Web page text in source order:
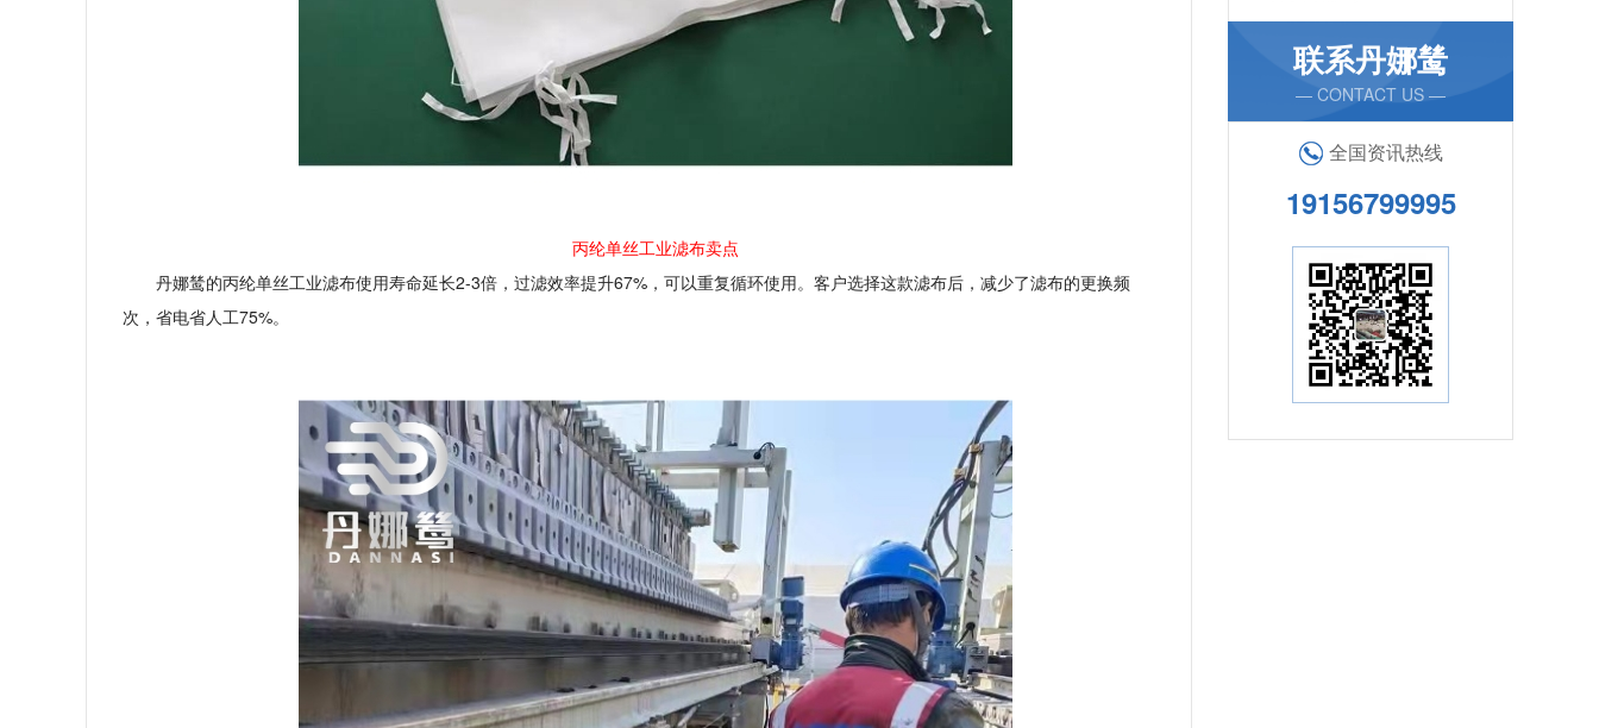
丙纶单丝工业滤布卖点
丹娜鸶的丙纶单丝工业滤布使用寿命延长2-3倍，过滤效率提升67% ，可以重复循环使用。客户选择这款滤布后，减少了滤布的更换频
次，省电省人工75%。
联系丹娜鸶
— CONTACT US —
全国资讯热线
19156799995